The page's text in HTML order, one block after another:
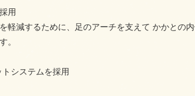
用
軽減するために、足のアーチを支えて かかとの
。
システムを採用